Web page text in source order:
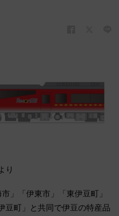
り
」「伊東市」「東伊豆町」
豆町」と共同で伊豆の特産品